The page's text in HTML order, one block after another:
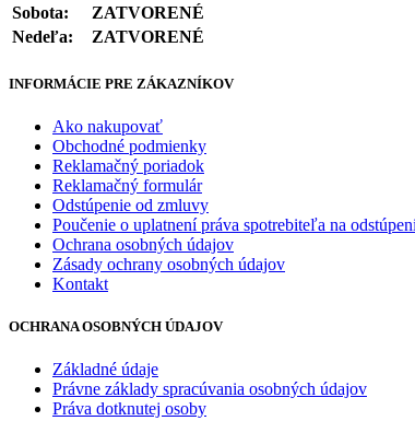
Sobota:
ZATVORENÉ
Nedeľa:
ZATVORENÉ
INFORMÁCIE PRE ZÁKAZNÍKOV
Ako nakupovať
Obchodné podmienky
Reklamačný poriadok
Reklamačný formulár
Odstúpenie od zmluvy
Poučenie o uplatnení práva spotrebiteľa na
Ochrana osobných údajov
Zásady ochrany osobných údajov
Kontakt
OCHRANA OSOBNÝCH ÚDAJOV
Základné údaje
Právne základy spracúvania osobných údajov
Práva dotknutej osoby